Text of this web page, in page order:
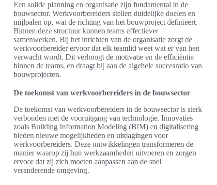
Een solide planning en organisatie zijn fundamental in de
bouwsector. Werkvoorbereiders stellen duidelijke doelen en
mijlpalen op, wat de richting van het bouwproject definieert.
Binnen deze structuur kunnen teams effectiever
samenwerken. Bij het inrichten van de organisatie zorgt de
werkvoorbereider ervoor dat elk teamlid weet wat er van hen
verwacht wordt. Dit verhoogt de motivatie en de efficiëntie
binnen de teams, en draagt bij aan de algehele succesratio van
bouwprojecten.
De toekomst van werkvoorbereiders in de bouwsector
De toekomst van werkvoorbereiders in de bouwsector is sterk
verbonden met de vooruitgang van technologie. Innovaties
zoals Building Information Modeling (BIM) en digitalisering
bieden nieuwe mogelijkheden en uitdagingen voor
werkvoorbereiders. Deze ontwikkelingen transformeren de
manier waarop zij hun werkzaamheden uitvoeren en zorgen
ervoor dat zij zich moeten aanpassen aan de snel
veranderende omgeving.